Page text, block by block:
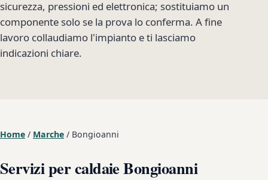
sicurezza, pressioni ed elettronica; sostituiamo un
componente solo se la prova lo conferma. A fine
lavoro collaudiamo l'impianto e ti lasciamo
indicazioni chiare.
Home / Marche / Bongioanni
Servizi per caldaie Bongioanni